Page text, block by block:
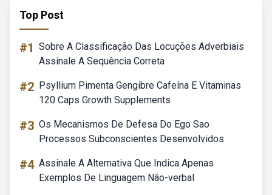
Top Post
#1 Sobre A Classificação Das Locuções Adverbiais
Assinale A Sequência Correta
#2 Psyllium Pimenta Gengibre Cafeína E Vitaminas
120 Caps Growth Supplements
#3 Os Mecanismos De Defesa Do Ego Sao
Processos Subconscientes Desenvolvidos
#4 Assinale A Alternativa Que Indica Apenas
Exemplos De Linguagem Não-verbal